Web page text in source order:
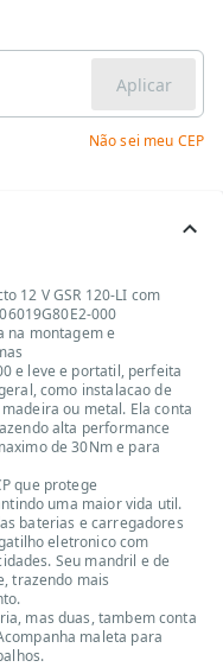
Aplicar
Não sei meu CEP
12 V GSR 120-LI com
000
na montagem e
e leve e portatil, perfeita
como instalacao de
ou metal. Ela conta
alta performance
de 30Nm e para
que protege
uma maior vida util.
baterias e carregadores
eletronico com
Seu mandril e de
trazendo mais
mas duas, tambem conta
maleta para